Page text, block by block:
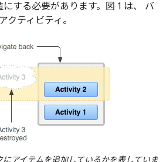
する必要があります。図 1 は、 バ
ティビティ。
アイテムを追加しているかを表していま